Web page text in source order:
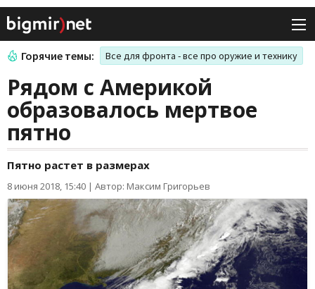
Горячие темы: Все для фронта - все про оружие и технику
Рядом с Америкой
образовалось мертвое
пятно
Пятно растет в размерах
8 июня 2018, 15:40 | Автор: Максим Григорьев